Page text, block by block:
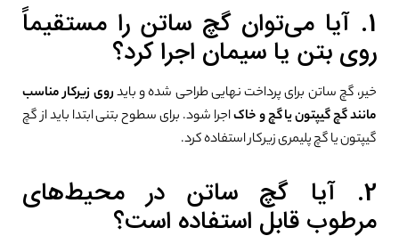
1. آیا می‌توان گچ ساتن را مستقیماً
روی بتن یا سیمان اجرا کرد؟
خیر، گچ ساتن برای پرداخت نهایی طراحی شده و بایدروی زیرکار مناسب
مانند گچ گیپتون یا گچ و خاکاجرا شود. برای سطوح بتنی ابتدا باید از گچ
گیپتون یا گچ پلیمری زیرکار استفاده کرد.
2. آیا گچ ساتن در محیط‌های
مرطوب قابل استفاده است؟